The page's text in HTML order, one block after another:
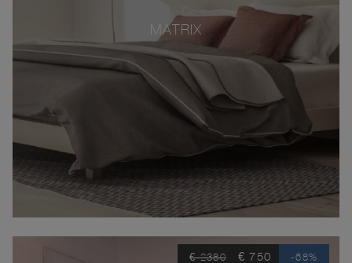
MATRIX
€ 2380 € 750 -68%